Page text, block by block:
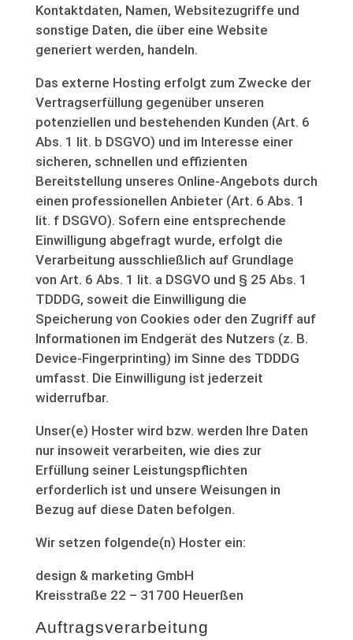
Kontaktdaten, Namen, Websitezugriffe und
sonstige Daten, die über eine Website
generiert werden, handeln.
Das externe Hosting erfolgt zum Zwecke der
Vertragserfüllung gegenüber unseren
potenziellen und bestehenden Kunden (Art. 6
Abs. 1 lit. b DSGVO) und im Interesse einer
sicheren, schnellen und effizienten
Bereitstellung unseres Online-Angebots durch
einen professionellen Anbieter (Art. 6 Abs. 1
lit. f DSGVO). Sofern eine entsprechende
Einwilligung abgefragt wurde, erfolgt die
Verarbeitung ausschließlich auf Grundlage
von Art. 6 Abs. 1 lit. a DSGVO und § 25 Abs. 1
TDDDG, soweit die Einwilligung die
Speicherung von Cookies oder den Zugriff auf
Informationen im Endgerät des Nutzers (z. B.
Device-Fingerprinting) im Sinne des TDDDG
umfasst. Die Einwilligung ist jederzeit
widerrufbar.
Unser(e) Hoster wird bzw. werden Ihre Daten
nur insoweit verarbeiten, wie dies zur
Erfüllung seiner Leistungspflichten
erforderlich ist und unsere Weisungen in
Bezug auf diese Daten befolgen.
Wir setzen folgende(n) Hoster ein:
design & marketing GmbH
Kreisstraße 22 – 31700 Heuerßen
Auftragsverarbeitung